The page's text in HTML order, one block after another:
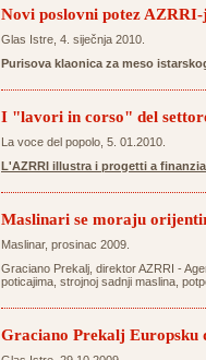
Novi poslovni potez
Glas Istre, 4. siječnja 2010.
Purisova klaonica za meso
I "lavori in corso" del
La voce del popolo, 5. 01.2010.
L'AZRRI illustra i progetti a
Maslinari se moraju
Maslinar, prosinac 2009.
Graciano Prekalj, direktor AZRRI -
poticajima, strojnoj sadnji maslina,
Graciano Prekalj Europsku